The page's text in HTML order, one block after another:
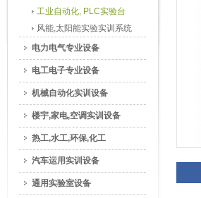
工业自动化, PLC实验台
风能,太阳能实验实训系统
电力电气专业设备
电工电子专业设备
机械自动化实训设备
楼宇,家电,空调实训设备
热工,水工,环保,化工
汽车运用实训设备
通用实验室设备